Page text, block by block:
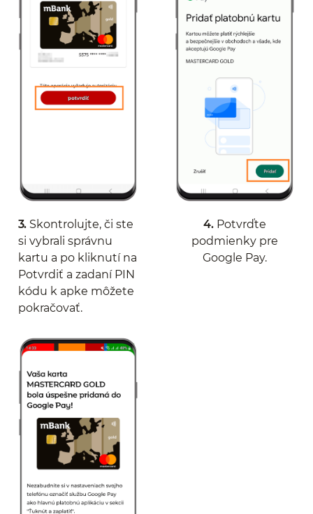
3. Skontrolujte, či ste
si vybrali správnu
kartu a po kliknutí na
Potvrdiť a zadaní PIN
kódu k apke môžete
pokračovať.
4.Potvrďte
podmienky pre
Google Pay.